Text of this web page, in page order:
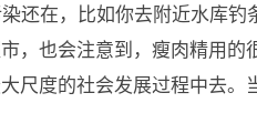
还在，比如你去附近水库钓
，也会注意到，瘦肉精用的
尺度的社会发展过程中去。